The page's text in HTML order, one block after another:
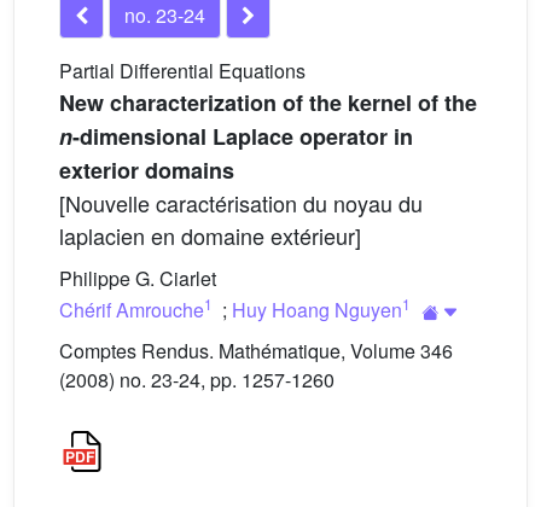
no. 23-24
Partial Differential Equations
New characterization of the kernel of the
n-dimensional Laplace operator in
exterior domains
[Nouvelle caractérisation du noyau du
laplacien en domaine extérieur]
Philippe G. Ciarlet
Chérif Amrouche1 ; Huy Hoang Nguyen1
Comptes Rendus. Mathématique, Volume 346
(2008) no. 23-24, pp. 1257-1260